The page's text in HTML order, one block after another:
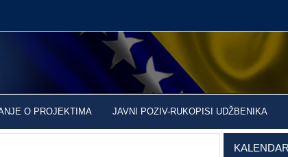
O PROJEKTIMA JAVNI POZIV-RUKOPISI UDŽBENIKA
KALENDAR